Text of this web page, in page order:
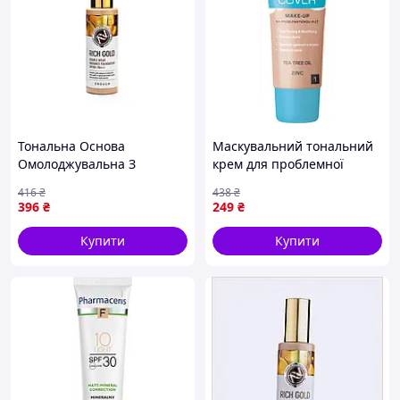
OF YOUR PURCHASED PRODUCT.
Тональна Основа
Омолоджувальна З
Double Wear Radiance
Foundation SPF50+ №21
100g
396 ₴
416₴
Купити
Маскувальний тональний
крем для проблемної
Make-up Tea Tree Oil Zinc з
олією чайного дерева №1
30 мл
249 ₴
438₴
Купити